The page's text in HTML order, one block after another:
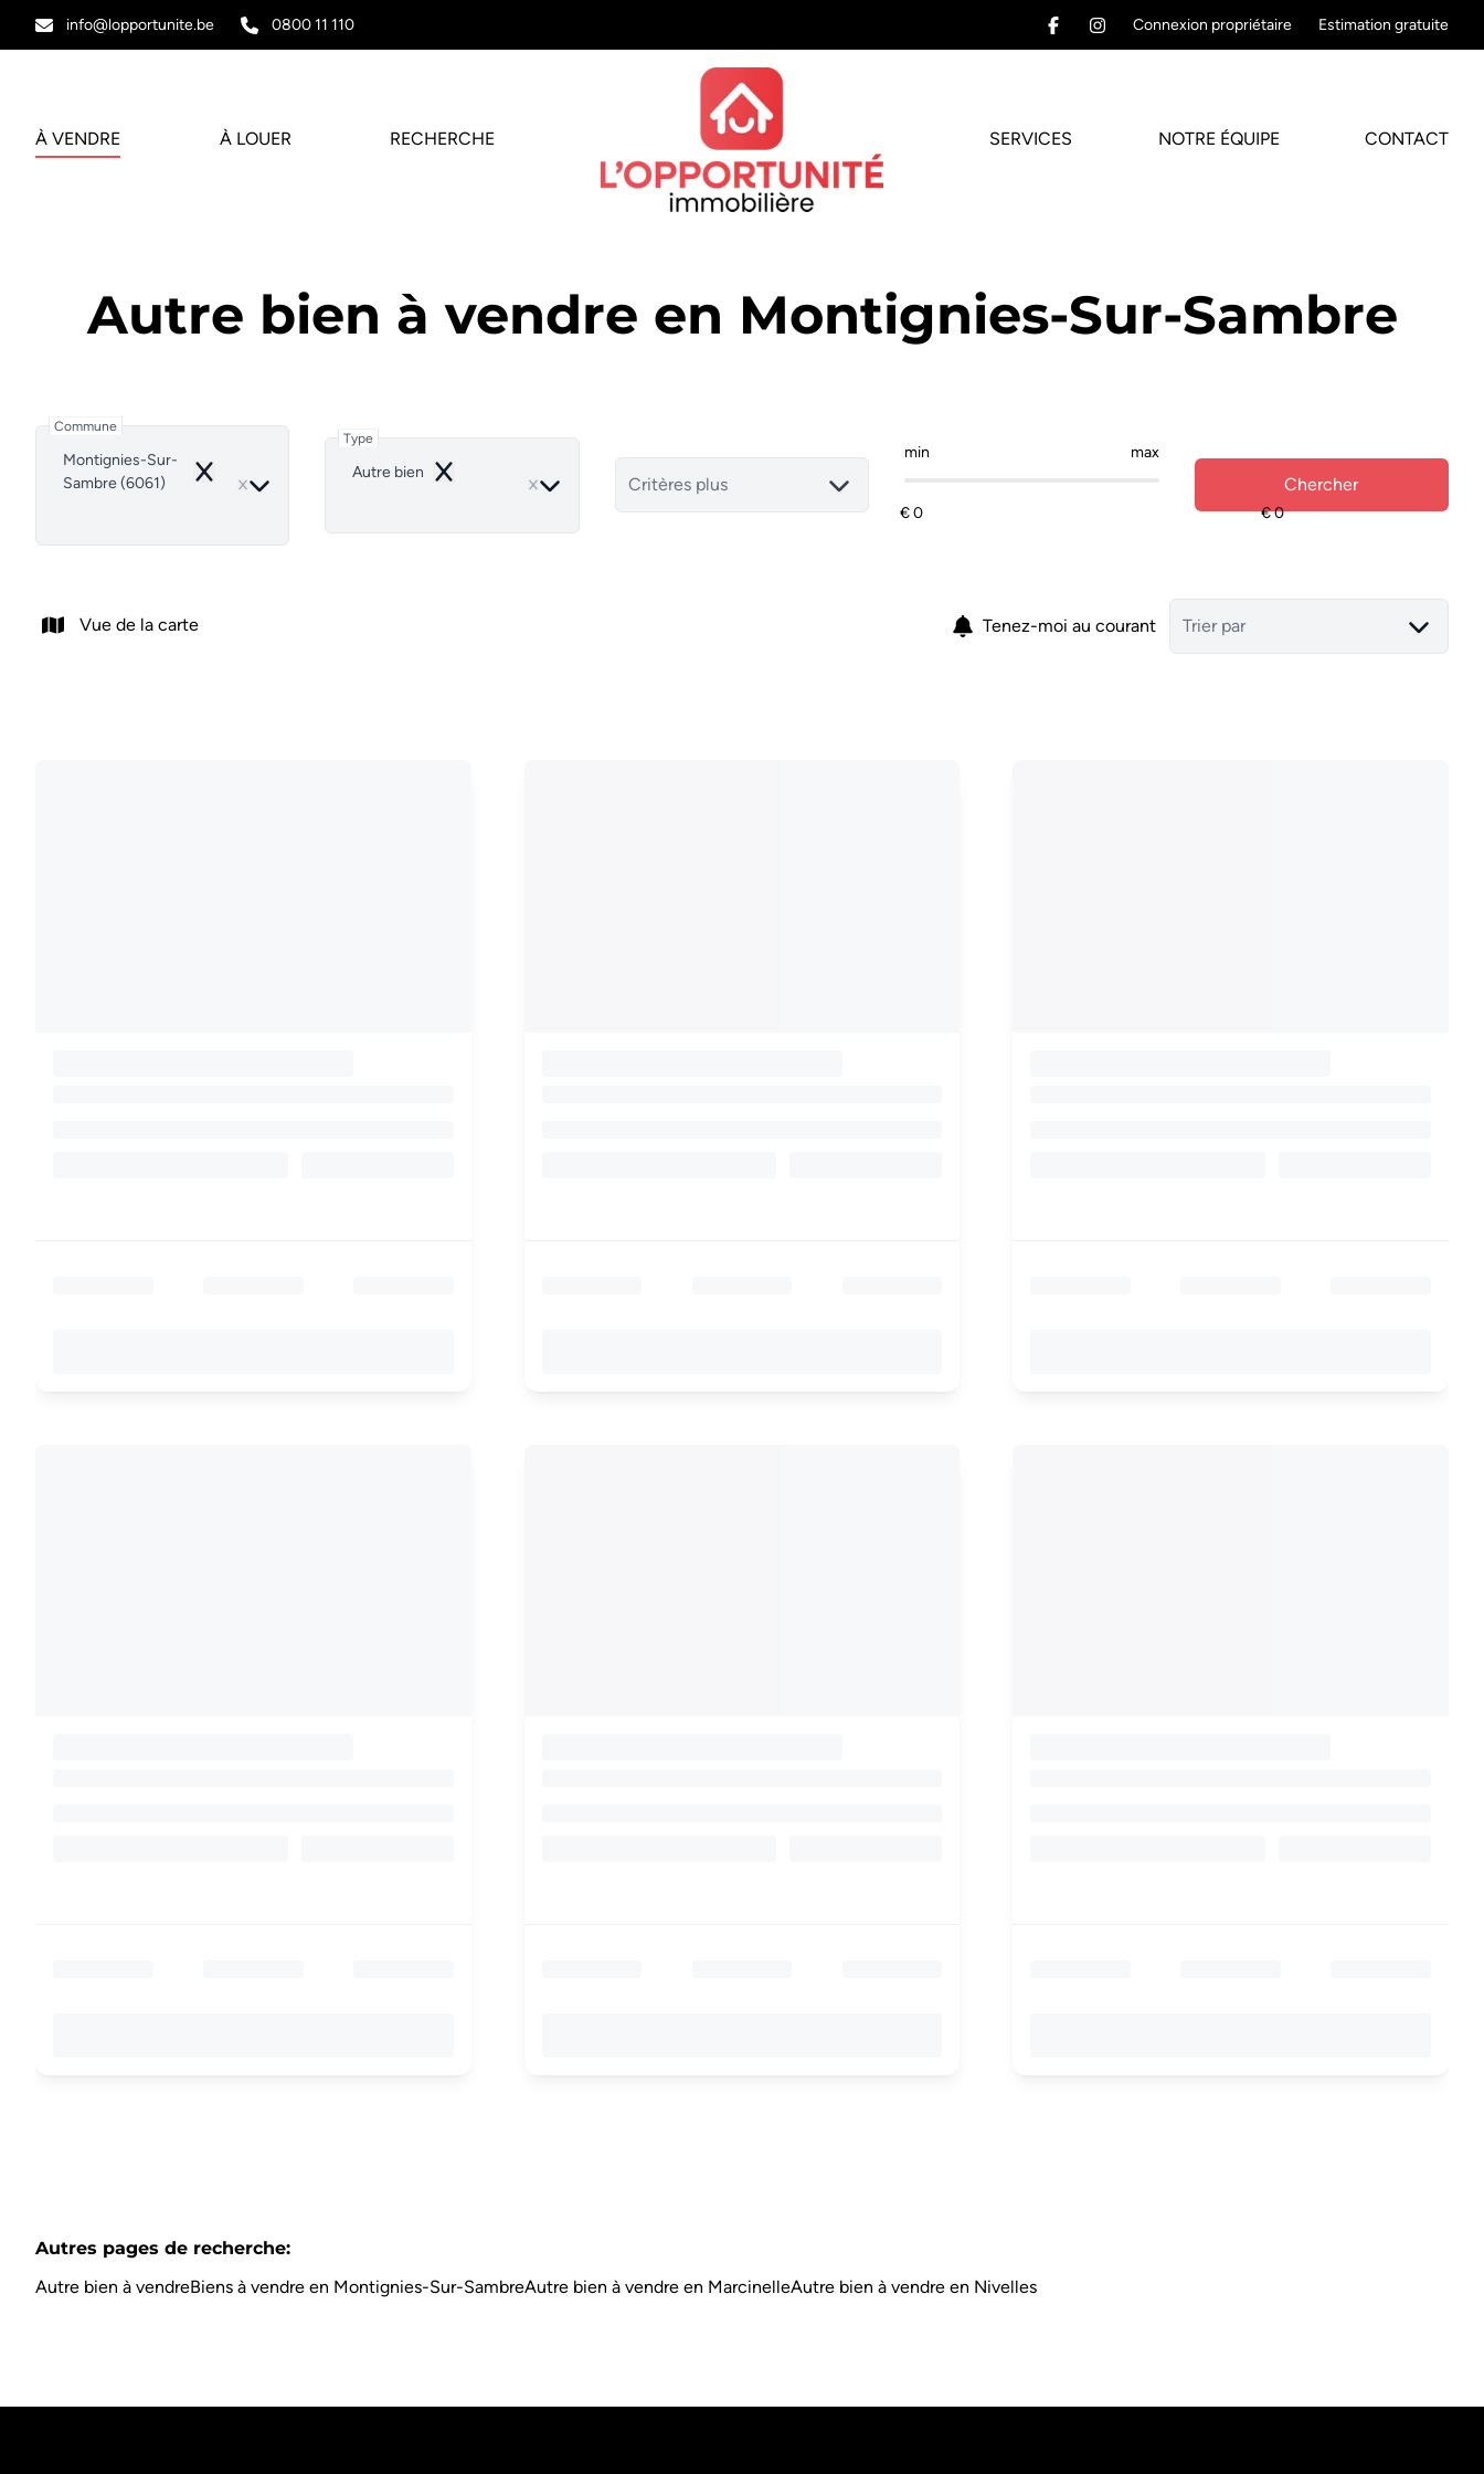
info@lopportunite.be 0800 11 110 Connexion propriétaire Estimation gratuite
À VENDRE À LOUER RECHERCHE SERVICES NOTRE ÉQUIPE CONTACT
Autre bien à vendre en Montignies-Sur-Sambre
Commune
Montignies-Sur-
Sambre (6061)
Remove
Type
Autre bien
Remove Critères plus
min max
Chercher
Vue de la carte Tenez-moi au courant Trier par
Autres pages de recherche:
Autre bien à vendreBiens à vendre en Montignies-Sur-SambreAutre bien à vendre en MarcinelleAutre bien à vendre en Nivelles